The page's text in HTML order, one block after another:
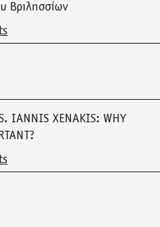
Βριλησσίων
IANNIS XENAKIS: WHY